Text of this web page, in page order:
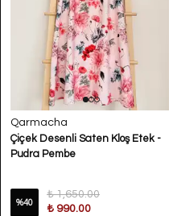
Qarmacha
Çiçek Desenli Saten Kloş Etek -
Pudra Pembe
%40
₺ 1,650.00
₺ 990.00